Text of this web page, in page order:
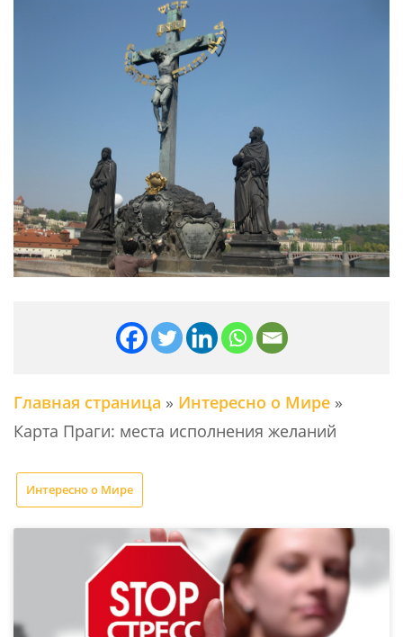
Главная страница » Интересно о Мире »
Карта Праги: места исполнения желаний
Интересно о Мире